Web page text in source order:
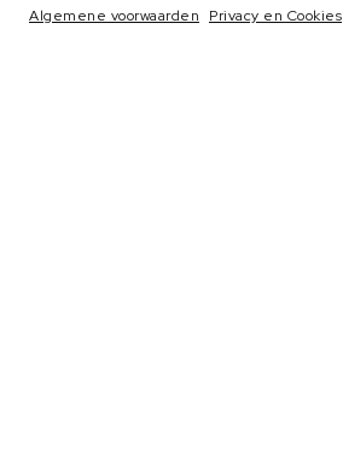
Algemene voorwaarden Privacy en Cookies